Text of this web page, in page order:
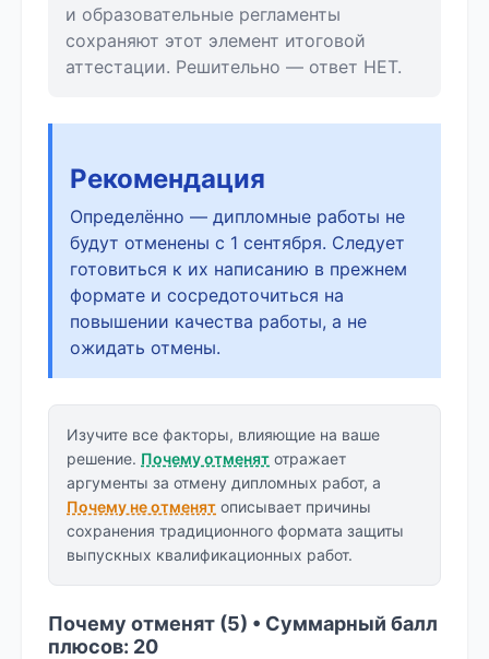
и образовательные регламенты
сохраняют этот элемент итоговой
аттестации. Решительно — ответ НЕТ.
Рекомендация
Определённо — дипломные работы не
будут отменены с 1 сентября. Следует
готовиться к их написанию в прежнем
формате и сосредоточиться на
повышении качества работы, а не
ожидать отмены.
Изучите все факторы, влияющие на ваше
решение. Почему отменят отражает
аргументы за отмену дипломных работ, а
Почему не отменят описывает причины
сохранения традиционного формата защиты
выпускных квалификационных работ.
Почему отменят (5) • Суммарный балл
плюсов: 20